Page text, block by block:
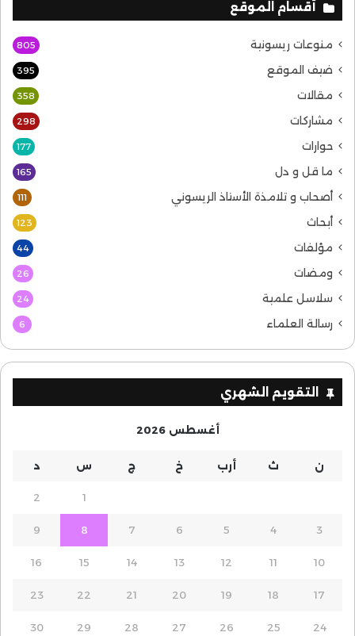
أقسام الموقع
منوعات ريسونية 805
ضيف الموقع 395
مقالات 358
مشاركات 298
حوارات 177
ما قل و دل 165
أصحاب و تلامذة الأستاذ الريسوني 111
أبحاث 123
مؤلفات 44
ومضات 26
سلاسل علمية 24
رسالة العلماء 6
التقويم الشهري
أغسطس 2026
ن ث أرب خ ج س د
1
2
3
4
5
6
7
8
9
10
11
12
13
14
15
16
17
18
19
20
21
22
23
24
25
26
27
28
29
30